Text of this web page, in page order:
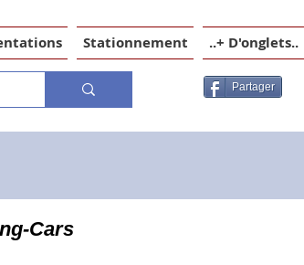
Stationnement ..+ D'onglets..
Partager
Cars